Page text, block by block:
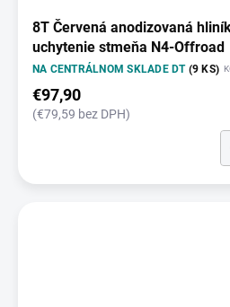
8T Červená anodizovaná
uchytenie stmeňa N4-Offroad
NA CENTRÁLNOM SKLADE DT (9 KS)
€97,90
(€79,59 bez DPH)